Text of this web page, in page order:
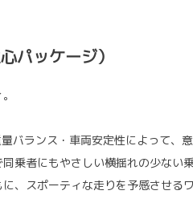
パッケージ）
バランス・車両安定性によって、意
乗者にもやさしい横揺れの少ない
、スポーティな走りを予感させるワ